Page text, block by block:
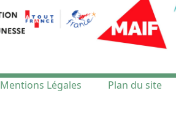
Mentions Légales Plan du site